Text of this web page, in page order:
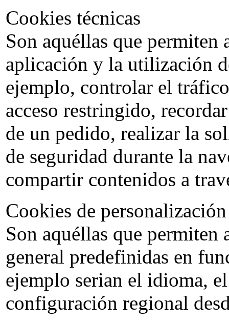
Cookies técnicas
Son aquéllas que permiten
aplicación y la utilización
ejemplo, controlar el
acceso restringido,
de un pedido, realizar la
de seguridad durante la
compartir contenidos a
Cookies de personalización
Son aquéllas que permiten
general predefinidas en
ejemplo serian el idioma,
configuración regional